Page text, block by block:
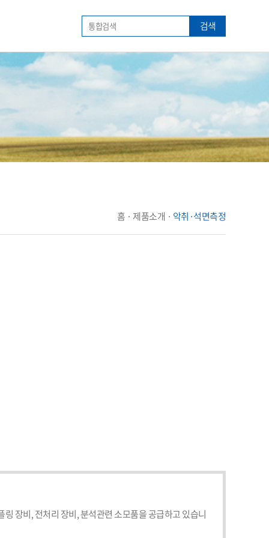
검색
홈 · 제품소개 · 악취·석면측정
장비, 전처리 장비, 분석관련 소모품을 공급하고 있습니